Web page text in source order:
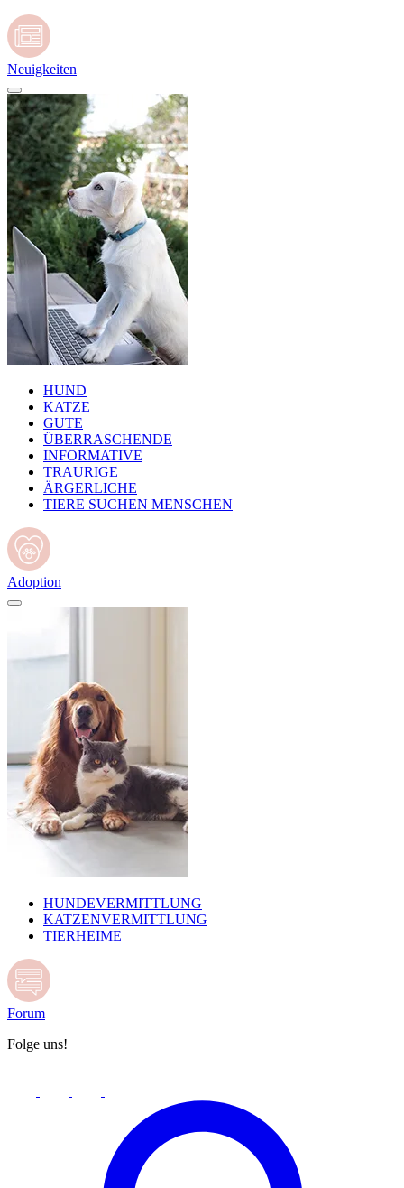
Neuigkeiten
HUND
KATZE
GUTE
ÜBERRASCHENDE
INFORMATIVE
TRAURIGE
ÄRGERLICHE
TIERE SUCHEN MENSCHEN
Adoption
HUNDEVERMITTLUNG
KATZENVERMITTLUNG
TIERHEIME
Forum
Folge uns!